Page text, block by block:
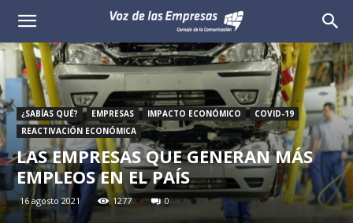
Voz
las
Empresas
¿SABÍAS QUÉ? EMPRESAS IMPACTO ECONÓMICO
COVID-19
REACTIVACIÓN ECONÓMICA
LAS EMPRESAS QUE GENERAN MÁS
EMPLEOS EN EL PAÍS
16 agosto 2021 1277 0